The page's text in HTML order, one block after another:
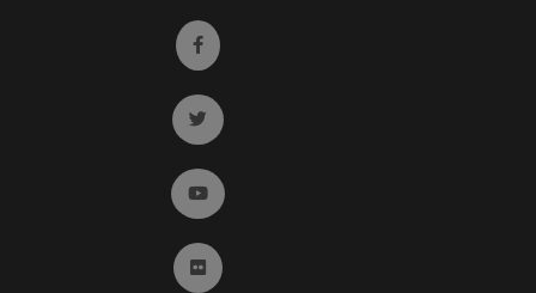
Ir a facebook (abre en ventana nueva)
Ir a twitter (abre en ventana nueva)
Ir a YouTube (abre en ventana nueva)
Ir a Flickr (abre en ventana nueva)